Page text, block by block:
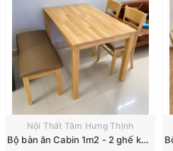
Nội Thất Tâm Hưng Thịnh
Bộ bàn ăn Cabin 1m2 - 2 ghế kèm Băng dài